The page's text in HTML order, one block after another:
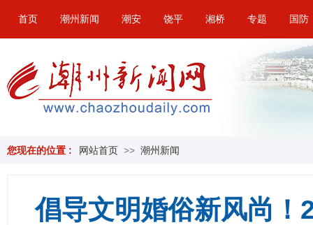
首页 潮州新闻 潮安 饶平 湘桥 专题 国防
您现在的位置 : 网站首页 >> 潮州新闻
倡导文明婚俗新风尚！